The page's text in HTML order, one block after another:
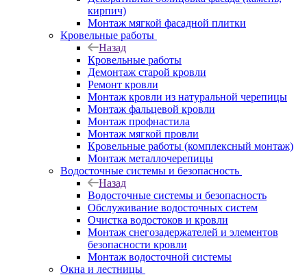
кирпич)
Монтаж мягкой фасадной плитки
Кровельные работы
Назад
Кровельные работы
Демонтаж старой кровли
Ремонт кровли
Монтаж кровли из натуральной черепицы
Монтаж фальцевой кровли
Монтаж профнастила
Монтаж мягкой провли
Кровельные работы (комплексный монтаж)
Монтаж металлочерепицы
Водосточные системы и безопасность
Назад
Водосточные системы и безопасность
Обслуживание водосточных систем
Очистка водостоков и кровли
Монтаж снегозадержателей и элементов
безопасности кровли
Монтаж водосточной системы
Окна и лестницы